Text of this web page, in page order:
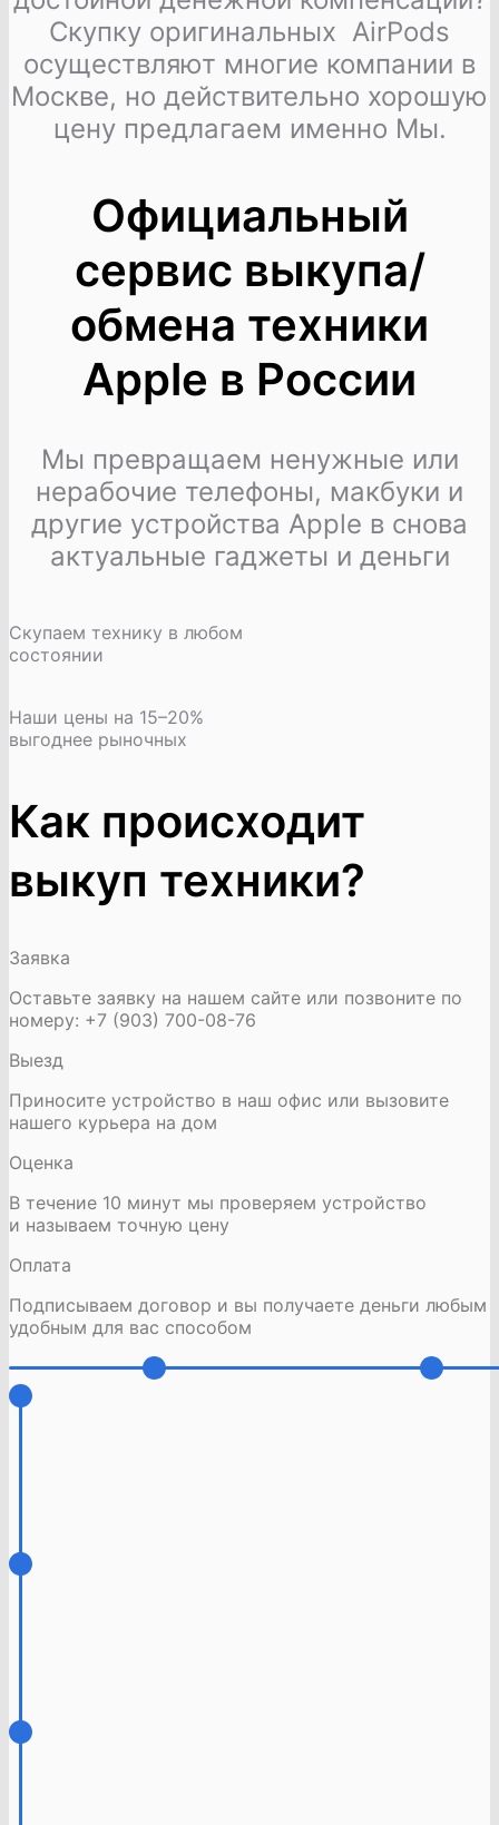
Скупку оригинальных AirPods
осуществляют многие компании в
Москве, но действительно хорошую
цену предлагаем именно Мы.
Официальный
сервис выкупа/
обмена техники
Apple в России
Мы превращаем ненужные или
нерабочие телефоны, макбуки и
другие устройства Apple в снова
актуальные гаджеты и деньги
Скупаем технику в любом
состоянии
Наши цены на 15–20%
выгоднее рыночных
Как происходит
выкуп техники?
Заявка
Оставьте заявку на нашем сайте или позвоните по
номеру: +7 (903) 700-08-76
Выезд
Приносите устройство в наш офис или вызовите
нашего курьера на дом
Оценка
В течение 10 минут мы проверяем устройство
и называем точную цену
Оплата
Подписываем договор и вы получаете деньги любым
удобным для вас способом